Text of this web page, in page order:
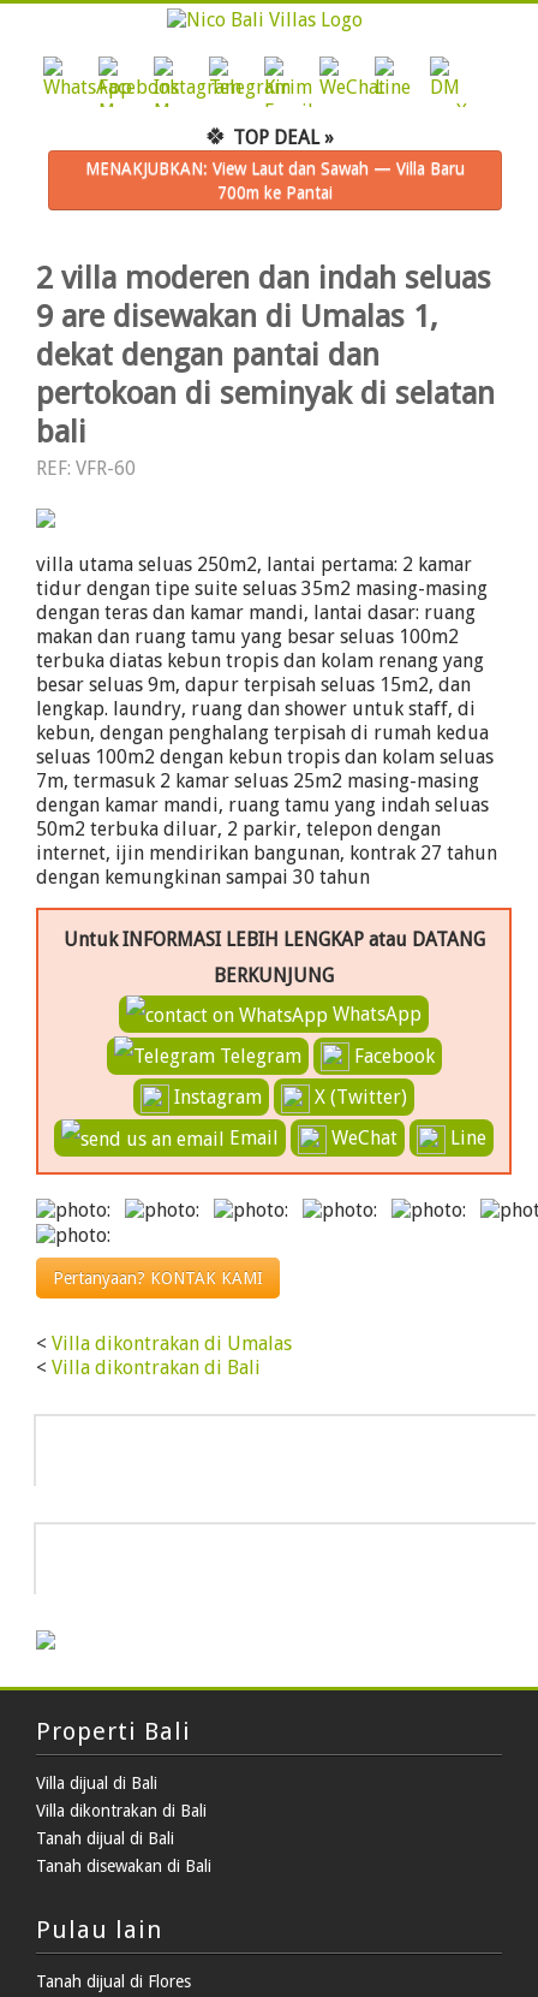
🍀 TOP DEAL »
MENAKJUBKAN: View Laut dan Sawah — Villa Baru
700m ke Pantai
2 villa moderen dan indah seluas
9 are disewakan di Umalas 1,
dekat dengan pantai dan
pertokoan di seminyak di selatan
bali
REF: VFR-60
villa utama seluas 250m2, lantai pertama: 2 kamar
tidur dengan tipe suite seluas 35m2 masing-masing
dengan teras dan kamar mandi, lantai dasar: ruang
makan dan ruang tamu yang besar seluas 100m2
terbuka diatas kebun tropis dan kolam renang yang
besar seluas 9m, dapur terpisah seluas 15m2, dan
lengkap. laundry, ruang dan shower untuk staff, di
kebun, dengan penghalang terpisah di rumah kedua
seluas 100m2 dengan kebun tropis dan kolam seluas
7m, termasuk 2 kamar seluas 25m2 masing-masing
dengan kamar mandi, ruang tamu yang indah seluas
50m2 terbuka diluar, 2 parkir, telepon dengan
internet, ijin mendirikan bangunan, kontrak 27 tahun
dengan kemungkinan sampai 30 tahun
Untuk INFORMASI LEBIH LENGKAP atau DATANG
BERKUNJUNG
WhatsApp
Telegram
Facebook
Instagram
X (Twitter)
Email
WeChat Line
Pertanyaan? KONTAK KAMI
< Villa dikontrakan di Umalas
< Villa dikontrakan di Bali
Properti Bali
Villa dijual di Bali
Villa dikontrakan di Bali
Tanah dijual di Bali
Tanah disewakan di Bali
Pulau lain
Tanah dijual di Flores